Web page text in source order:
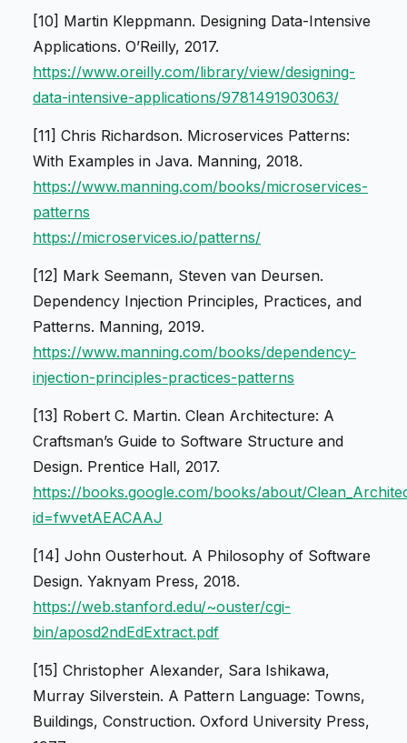
[10] Martin Kleppmann. Designing Data-Intensive
Applications. O’Reilly, 2017.
https://www.oreilly.com/library/view/designing-
data-intensive-applications/9781491903063/
[11] Chris Richardson. Microservices Patterns:
With Examples in Java. Manning, 2018.
https://www.manning.com/books/microservices-
patterns
https://microservices.io/patterns/
[12] Mark Seemann, Steven van Deursen.
Dependency Injection Principles, Practices, and
Patterns. Manning, 2019.
https://www.manning.com/books/dependency-
injection-principles-practices-patterns
[13] Robert C. Martin. Clean Architecture: A
Craftsman’s Guide to Software Structure and
Design. Prentice Hall, 2017.
https://books.google.com/books/about/
id=fwvetAEACAAJ
[14] John Ousterhout. A Philosophy of Software
Design. Yaknyam Press, 2018.
https://web.stanford.edu/~ouster/cgi-
bin/aposd2ndEdExtract.pdf
[15] Christopher Alexander, Sara Ishikawa,
Murray Silverstein. A Pattern Language: Towns,
Buildings, Construction. Oxford University Press,